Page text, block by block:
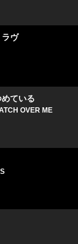
ラヴ
ている
OVER ME